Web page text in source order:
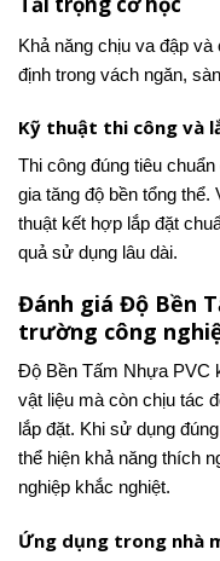
Khả năng chịu va đập
định trong vách ngăn,
Kỹ thuật thi công và
Thi công đúng tiêu
gia tăng độ bền tổng
thuật kết hợp lắp đặt
quả sử dụng lâu dài.
Đánh giá Độ Bền
trường công
Độ Bền Tấm Nhựa PVC
vật liệu mà còn chịu tác
lắp đặt. Khi sử dụng
thể hiện khả năng thích
nghiệp khắc nghiệt.
Ứng dụng trong nhà